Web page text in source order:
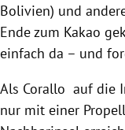
Bolivien) und
Ende zum Kakao
einfach da – und
Als Corallo auf die
nur mit einer